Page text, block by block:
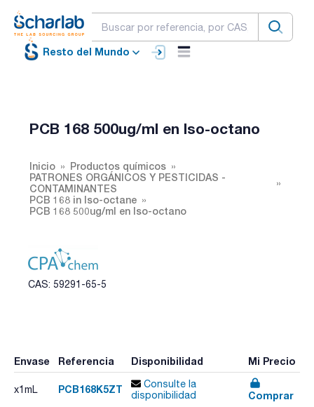
Resto del Mundo
PCB 168 500ug/ml en Iso-octano
Inicio
Productos químicos
PATRONES ORGÁNICOS Y PESTICIDAS -
CONTAMINANTES
PCB 168 in Iso-octane
PCB 168 500ug/ml en Iso-octano
CAS: 59291-65-5
Envase Referencia Disponibilidad Mi Precio
x1mL PCB168K5ZT
Consulte la
disponibilidad
Comprar